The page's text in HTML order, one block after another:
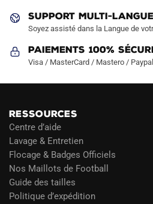
produit
SUPPORT MULTI-LANGUE
Soyez assisté dans la Langue de
Paiements 100%
Visa / MasterCard / Mastero / Paypal
RESSOURCES
Centre d’aide
Lavage & Entretien
Flocage & Badges Officiels
Nos Maillots de Football
Guide des tailles
Politique d’expédition